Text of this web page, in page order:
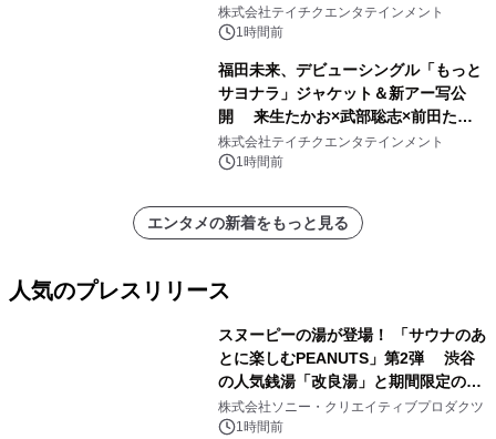
株式会社テイチクエンタテインメント
1時間前
福田未来、デビューシングル「もっと
サヨナラ」ジャケット＆新アー写公
開 来生たかお×武部聡志×前田たか
ひろの豪華タッグ
株式会社テイチクエンタテインメント
1時間前
エンタメの新着をもっと見る
人気のプレスリリース
スヌーピーの湯が登場！ 「サウナのあ
とに楽しむPEANUTS」第2弾 渋谷
の人気銭湯「改良湯」と期間限定のコ
ラボレーション サウナイキタイコラ
ボグッズも発売決定！
株式会社ソニー・クリエイティブプロダクツ
1時間前